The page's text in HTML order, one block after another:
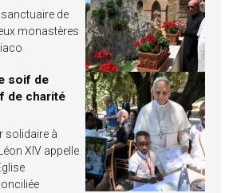
de
monastères
soif de
de charité
solidaire à
XIV appelle